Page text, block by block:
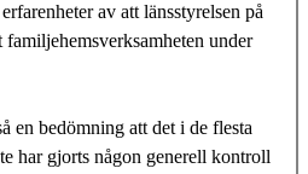
av att länsstyrelsen på
under
en bedömning att det i de flesta
har gjorts någon generell kontroll